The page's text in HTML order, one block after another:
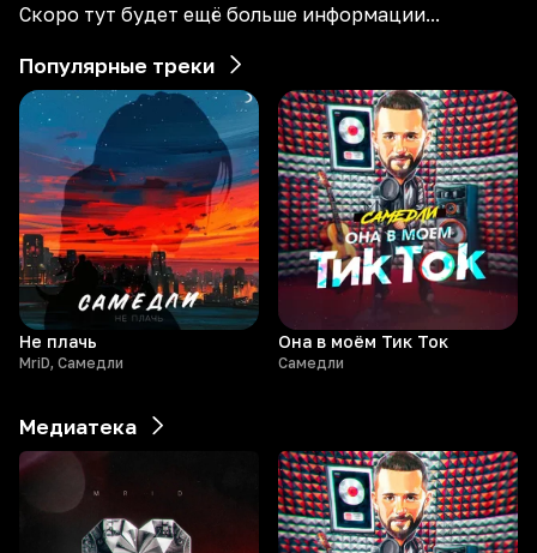
Скоро тут будет ещё больше информации...
Популярные треки
Не плачь
MriD, Самедли
Она в моём Тик Ток
Самедли
Медиатека